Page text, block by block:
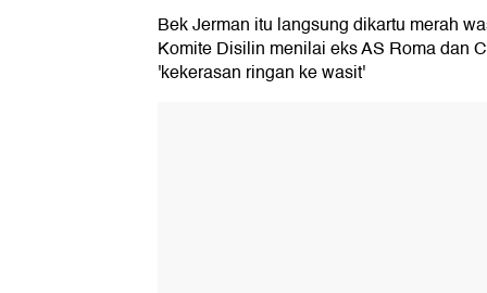
Bek Jerman itu langsung dikartu merah
Komite Disilin menilai eks AS Roma dan
'kekerasan ringan ke wasit'